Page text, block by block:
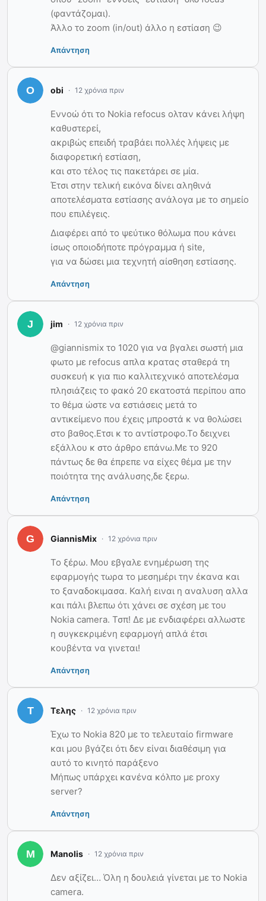
(φαντάζομαι).
Άλλο το zoom (in/out) άλλο η εστίαση 😉
Απάντηση
obi 12 χρόνια πριν
Εννοώ ότι το Nokia refocus ολταν κάνει λήψη
καθυστερεί,
ακριβώς επειδή τραβάει πολλές λήψεις με
διαφορετική εστίαση,
και στο τέλος τις πακετάρει σε μία.
Έτσι στην τελική εικόνα δίνει αληθινά
αποτελέσματα εστίασης ανάλογα με το σημείο
που επιλέγεις.
Διαφέρει από το ψεύτικο θόλωμα που κάνει
ίσως οποιοδήποτε πρόγραμμα ή site,
για να δώσει μια τεχνητή αίσθηση εστίασης.
Απάντηση
jim 12 χρόνια πριν
@giannismix το 1020 για να βγαλει σωστή μια
φωτο με refocus απλα κρατας σταθερά τη
συσκευή κ για πιο καλλιτεχνικό αποτελέσμα
πλησιάζεις το φακό 20 εκατοστά περίπου απο
το θέμα ώστε να εστιάσεις μετά το
αντικείμενο που έχεις μπροστά κ να θολώσει
στο βαθος.Ετσι κ το αντίστροφο.Το δειχνει
εξάλλου κ στο άρθρο επάνω.Με το 920
πάντως δε θα έπρεπε να είχες θέμα με την
ποιότητα της ανάλυσης,δε ξερω.
Απάντηση
GiannisMix 12 χρόνια πριν
Το ξέρω. Μου εβγαλε ενημέρωση της
εφαρμογής τωρα το μεσημέρι την έκανα και
το ξαναδοκιμασα. Καλή ειναι η αναλυση αλλα
και πάλι βλεπω ότι χάνει σε σχέση με του
Nokia camera. Τσπ! Δε με ενδιαφέρει αλλωστε
η συγκεκριμένη εφαρμογή απλά έτσι
κουβέντα να γινεται!
Απάντηση
Τελης 12 χρόνια πριν
Έχω το Nokia 820 με το τελευταίο firmware
και μου βγάζει ότι δεν είναι διαθέσιμη για
αυτό το κινητό παράξενο
Μήπως υπάρχει κανένα κόλπο με proxy
server?
Απάντηση
Manolis 12 χρόνια πριν
Δεν αξίζει… Όλη η δουλειά γίνεται με το Nokia
camera.